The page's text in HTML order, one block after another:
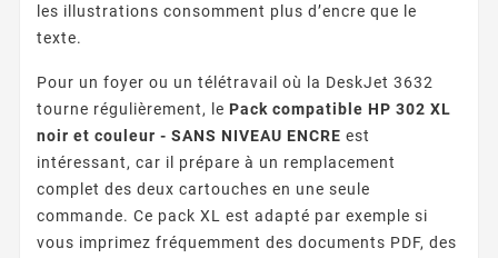
les illustrations consomment plus d’encre que le
texte.
Pour un foyer ou un télétravail où la DeskJet 3632
tourne régulièrement, le Pack compatible HP 302 XL
noir et couleur - SANS NIVEAU ENCRE est
intéressant, car il prépare à un remplacement
complet des deux cartouches en une seule
commande. Ce pack XL est adapté par exemple si
vous imprimez fréquemment des documents PDF, des